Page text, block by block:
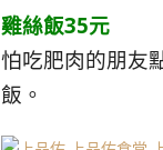
雞絲飯35元
怕吃肥肉的朋友
飯。